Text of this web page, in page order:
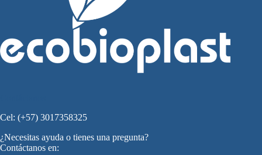
Cel: (+57) 3017358325
¿Necesitas ayuda o tienes una pregunta?
Contáctanos en: